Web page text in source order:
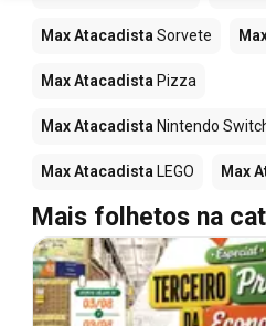
Max Atacadista Sorvete
Max Atacadista Pizza
Max Atacadista Nintendo
Max Atacadista LEGO Max
Mais folhetos na